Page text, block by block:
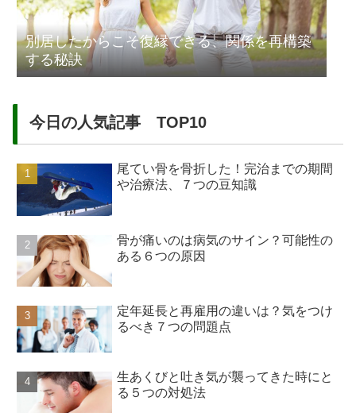
別居したからこそ復縁できる、関係を再構築
する秘訣
今日の人気記事 TOP10
尾てい骨を骨折した！完治までの期間
や治療法、７つの豆知識
骨が痛いのは病気のサイン？可能性の
ある６つの原因
定年延長と再雇用の違いは？気をつけ
るべき７つの問題点
生あくびと吐き気が襲ってきた時にと
る５つの対処法